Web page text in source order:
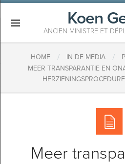
Koen
ANCIEN MINISTRE ET
HOME / IN DE MEDIA /
MEER TRANSPARANTIE EN
Meer